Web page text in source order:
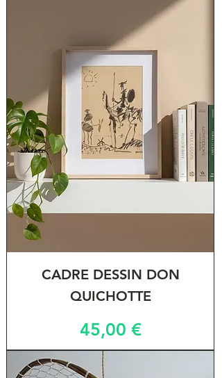
CADRE DESSIN DON
QUICHOTTE
Prix
45,00 €